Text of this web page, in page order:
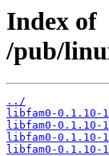
Index of
/pub/
../
libfam0-0.1.10-
libfam0-0.1.10-
libfam0-0.1.10-
libfam0-0.1.10-